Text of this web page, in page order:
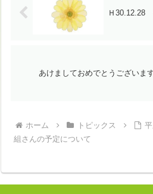
Ｈ30.12.28
あけましておめでとうございま
ホーム トピックス
組さんの予定について